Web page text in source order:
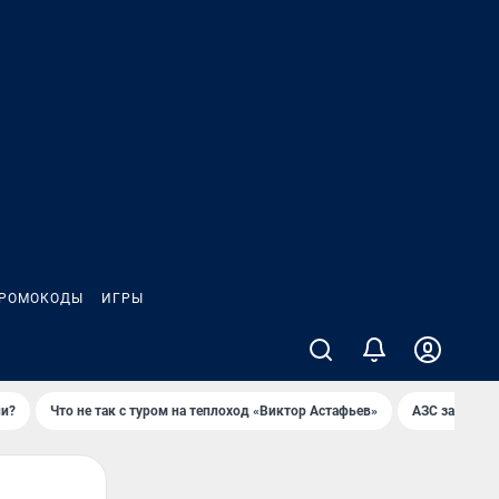
ИГРЫ
Что не так с туром на теплоход «Виктор Астафьев» AЗС